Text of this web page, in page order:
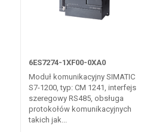
6ES7274-1XF00-0XA0
Moduł komunikacyjny SIMATIC
S7-1200, typ: CM 1241, interfejs
szeregowy RS485, obsługa
protokołów komunikacyjnych
takich jak...